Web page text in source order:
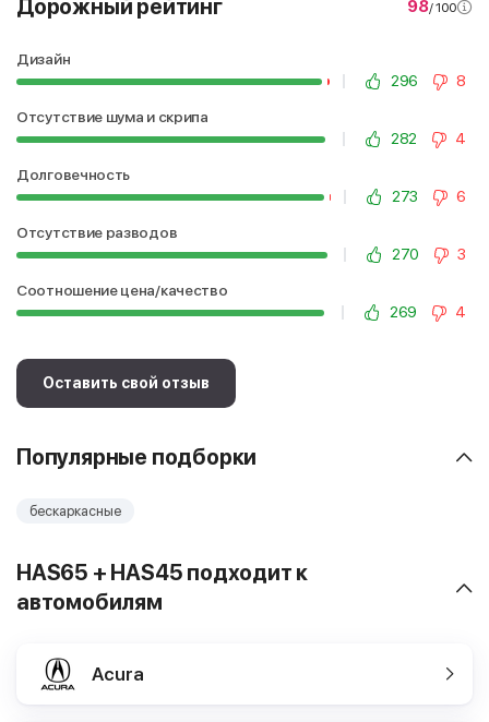
Дорожный рейтинг 98/ 100
Дизайн
296
8
Отсутствие шума и скрипа
282
4
Долговечность
273
6
Отсутствие разводов
270
3
Соотношение цена/качество
269
4
Оставить свой отзыв
Популярные подборки
бескаркасные
HAS65 + HAS45 подходит к
автомобилям
Acura